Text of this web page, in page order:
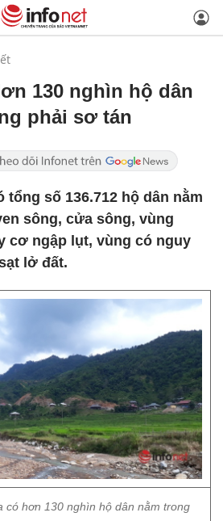
130 nghìn hộ dân
phải sơ tán
tổng số 136.712 hộ dân nằm
sông, cửa sông, vùng
cơ ngập lụt, vùng có nguy
lở đất.
có hơn 130 nghìn hộ dân nằm trong